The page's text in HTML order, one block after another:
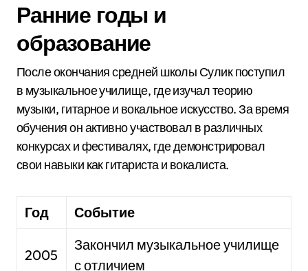
Ранние годы и
образование
После окончания средней школы Сулик поступил
в музыкальное училище, где изучал теорию
музыки, гитарное и вокальное искусство. За время
обучения он активно участвовал в различных
конкурсах и фестивалях, где демонстрировал
свои навыки как гитариста и вокалиста.
Год Событие
2005
Закончил музыкальное училище
с отличием